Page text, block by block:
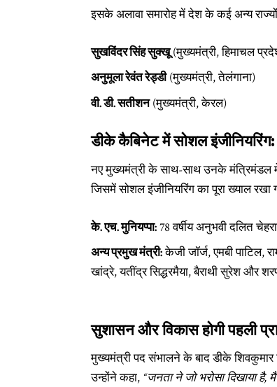
इसके अलावा समारोह में देश के कई अन्य
सुखविंदर सिंह सुक्खू(मुख्यमंत्री, हिमाचल
अनुमूला रेवंत रेड्डी(मुख्यमंत्री, तेलंगाना)
वी. डी. सतीशन(मुख्यमंत्री, केरल)
डीके कैबिनेट में सोशल
नए मुख्यमंत्री के साथ-साथ उनके मंत्रिमंडल
जिसमें सोशल इंजीनियरिंग का पूरा ख्याल रखा
के. एच. मुनियप्पा:78 वर्षीय अनुभवी दलित
अन्य प्रमुख मंत्री:केजी जॉर्ज, एमबी पाटिल,
खांद्रे, यतींद्र सिद्धरमैया, बैराथी सुरेश और
सुशासन और विकास होगी पहली
मुख्यमंत्री पद संभालने के बाद डीके
उन्होंने कहा, “जनता ने जो भरोसा दिखाया